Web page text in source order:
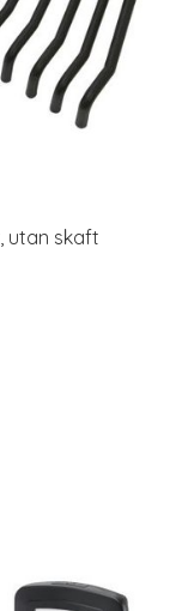
utan skaft